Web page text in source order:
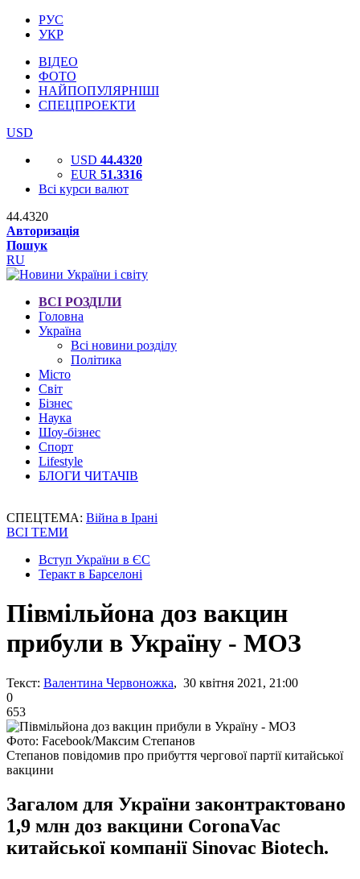
РУС
УКР
ВІДЕО
ФОТО
НАЙПОПУЛЯРНІШІ
СПЕЦПРОЕКТИ
USD
USD 44.4320
EUR 51.3316
Всі курси валют
44.4320
Авторизація
Пошук
RU
ВСІ РОЗДІЛИ
Головна
Україна
Всі новини розділу
Політика
Місто
Світ
Бізнес
Наука
Шоу-бізнес
Спорт
Lifestyle
БЛОГИ ЧИТАЧІВ
СПЕЦТЕМА: Війна в Ірані
ВСІ ТЕМИ
Вступ України в ЄС
Теракт в Барселоні
Півмільйона доз вакцин
прибули в Україну - МОЗ
Текст: Валентина Червоножка, 30 квітня 2021, 21:00
0
653
Фото: Facebook/Максим Степанов
Степанов повідомив про прибуття чергової партії китайської
вакцини
Загалом для України законтрактовано
1,9 млн доз вакцини CoronaVac
китайської компанії Sinovac Biotech.